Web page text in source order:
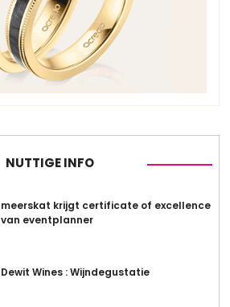
NUTTIGE INFO
meerskat krijgt certificate of excellence
van eventplanner
Dewit Wines : Wijndegustatie